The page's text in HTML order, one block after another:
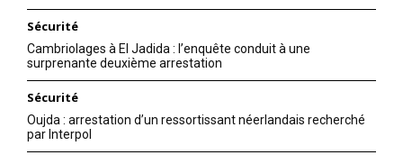
Sécurité
Cambriolages à El Jadida : l’enquête conduit à une
surprenante deuxième arrestation
Sécurité
Oujda : arrestation d’un ressortissant néerlandais recherché
par Interpol